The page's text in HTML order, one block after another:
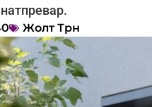
Жолт Трн